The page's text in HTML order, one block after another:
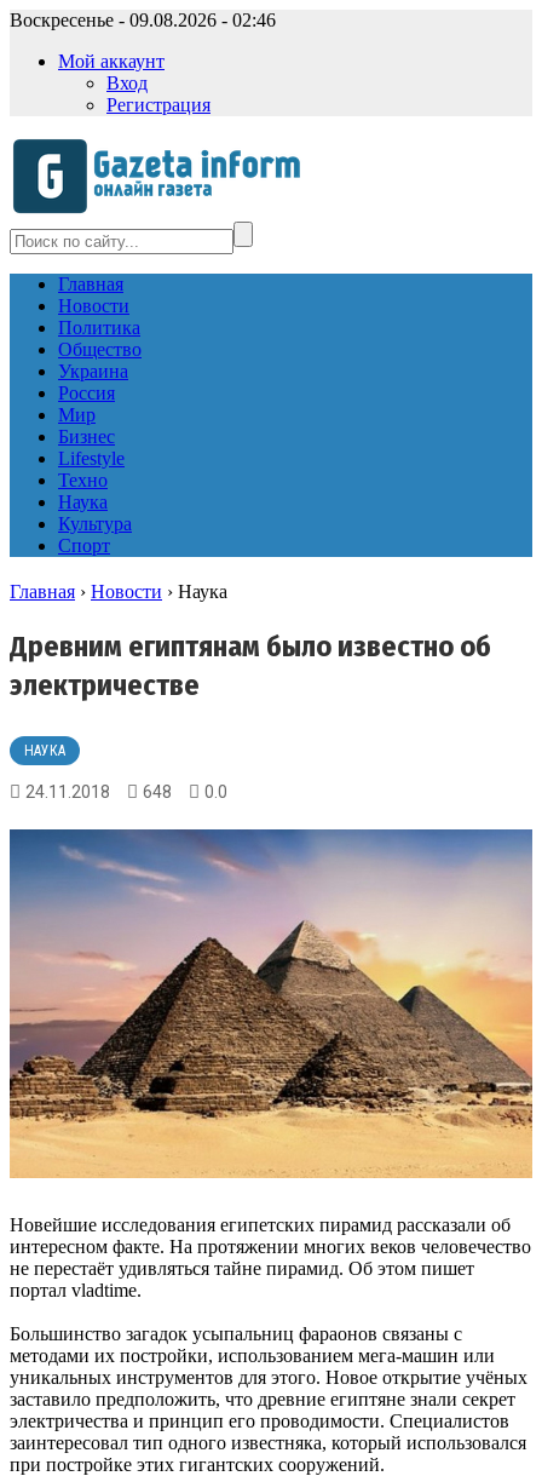
Воскресенье - 09.08.2026 - 02:46
Мой аккаунт
Вход
Регистрация
Главная
Новости
Политика
Общество
Украина
Россия
Мир
Бизнес
Lifestyle
Техно
Наука
Культура
Спорт
Главная › Новости › Наука
Древним египтянам было известно об
электричестве
НАУКА
24.11.2018 648 0.0
Новейшие исследования египетских пирамид рассказали об
интересном факте. На протяжении многих веков человечество
не перестаёт удивляться тайне пирамид. Об этом пишет
портал vladtime.
Большинство загадок усыпальниц фараонов связаны с
методами их постройки, использованием мега-машин или
уникальных инструментов для этого. Новое открытие учёных
заставило предположить, что древние египтяне знали секрет
электричества и принцип его проводимости. Специалистов
заинтересовал тип одного известняка, который использовался
при постройке этих гигантских сооружений.